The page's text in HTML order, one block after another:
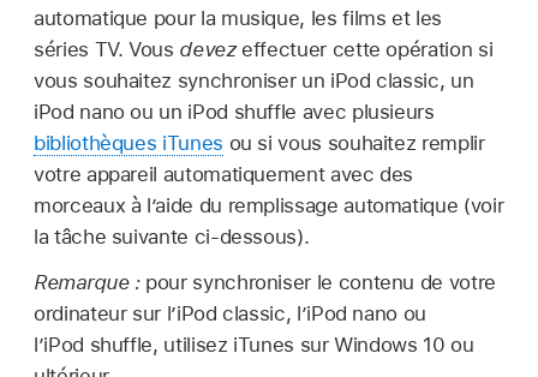
automatique pour la musique, les films et les
séries TV. Vous devezeffectuer cette opération si
vous souhaitez synchroniser un iPod classic, un
iPod nano ou un iPod shuffle avec plusieurs
bibliothèques iTunes ou si vous souhaitez remplir
votre appareil automatiquement avec des
morceaux à l’aide du remplissage automatique (voir
la tâche suivante ci-dessous).
Remarque : pour synchroniser le contenu de votre
ordinateur sur l’iPod classic, l’iPod nano ou
l’iPod shuffle, utilisez iTunes sur Windows 10 ou